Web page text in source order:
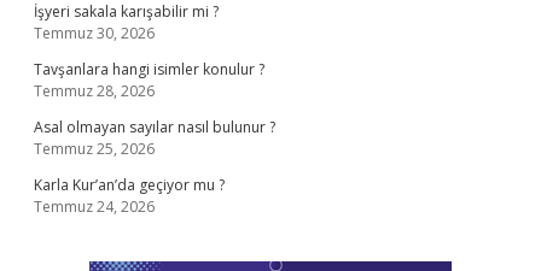
İşyeri sakala karışabilir mi ?
Temmuz 30, 2026
Tavşanlara hangi isimler konulur ?
Temmuz 28, 2026
Asal olmayan sayılar nasıl bulunur ?
Temmuz 25, 2026
Karla Kur’an’da geçiyor mu ?
Temmuz 24, 2026